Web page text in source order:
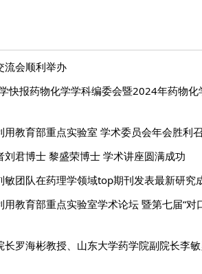
流会顺利举办
快报药物化学学科编委会暨2024年药物化
用教育部重点实验室 学术委员会年会胜利
刘君博士 黎盛荣博士 学术讲座圆满成功
敏团队在药理学领域top期刊发表最新研究
用教育部重点实验室学术论坛 暨第七届“对
长罗海彬教授、山东大学药学院副院长李